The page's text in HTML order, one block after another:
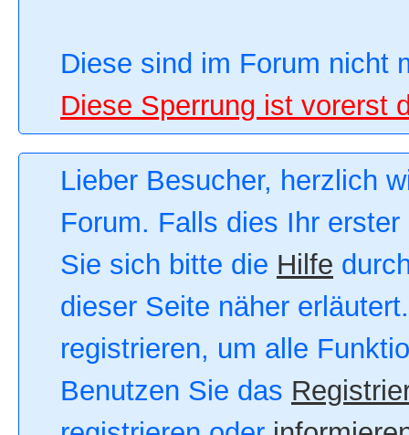
Diese sind im Forum nicht
Diese Sperrung ist vorerst
Lieber Besucher, herzlich
Forum. Falls dies Ihr
Sie sich bitte die Hilfe
dieser Seite näher
registrieren, um alle
Benutzen Sie das